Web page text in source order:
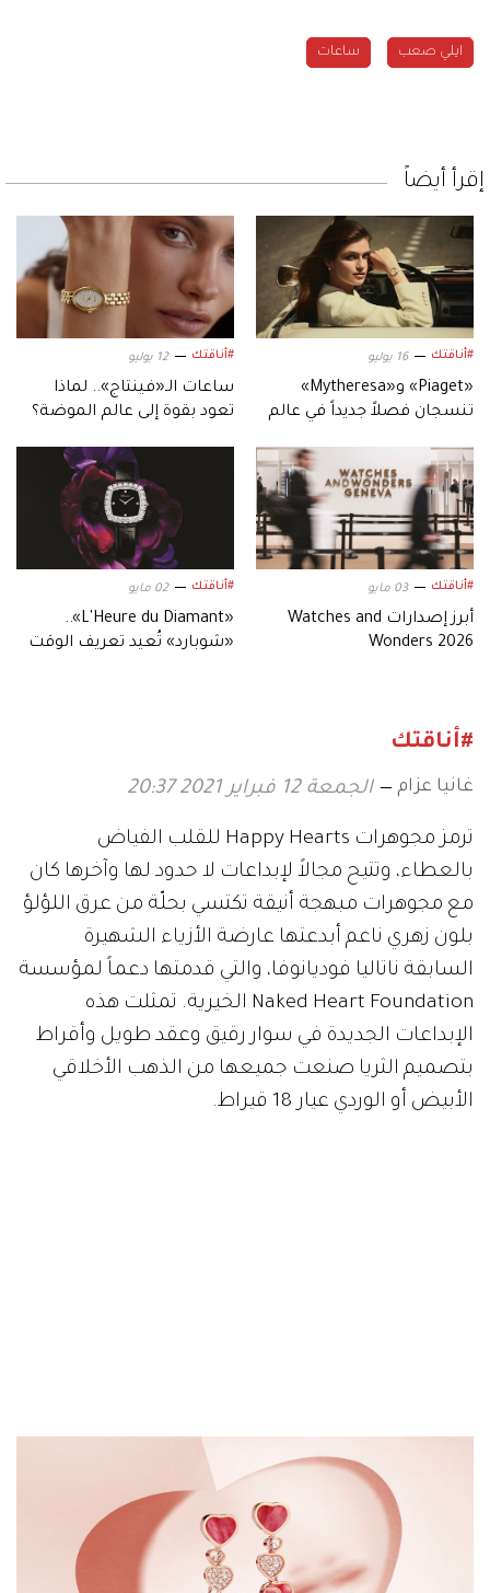
ايلي صعب ساعات
إقرأ أيضاً
#أناقتك 16 يوليو
«Piaget» و«Mytheresa»
تنسجان فصلاً جديداً في عالم
#أناقتك 12 يوليو
ساعات الـ«فينتاج».. لماذا
تعود بقوة إلى عالم الموضة؟
#أناقتك 03 مايو
أبرز إصدارات Watches and
Wonders 2026
#أناقتك 02 مايو
«L'Heure du Diamant»..
«شوبارد» تُعيد تعريف الوقت
#أناقتك
غانيا عزام الجمعة 12 فبراير 2021 20:37
ترمز مجوهرات Happy Hearts للقلب الفياض
بالعطاء، وتتيح مجالاً لإبداعات لا حدود لها وآخرها كان
مع مجوهرات مبهجة أنيقة تكتسي بحلّة من عرق اللؤلؤ
بلون زهري ناعم أبدعتها عارضة الأزياء الشهيرة
السابقة ناتاليا فوديانوفا، والتي قدمتها دعماً لمؤسسة
Naked Heart Foundation الخيرية. تمثلت هذه
الإبداعات الجديدة في سوار رقيق وعقد طويل وأقراط
بتصميم الثريا صنعت جميعها من الذهب الأخلاقي
الأبيض أو الوردي عيار 18 قيراط.